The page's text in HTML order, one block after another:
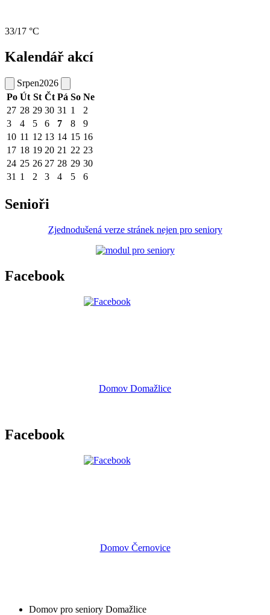
33/17 °C
Kalendář akcí
Srpen2026
Po Út St Čt Pá So Ne
27 28 29 30 31 1
2
3
4 5 6 7 8
9
10 11 12 13 14 15 16
17 18 19 20 21 22 23
24 25 26 27 28 29 30
31 1 2 3 4 5 6
Senioři
Zjednodušená verze stránek nejen pro seniory
Facebook
Domov Domažlice
Facebook
Domov Černovice
Domov pro seniory Domažlice